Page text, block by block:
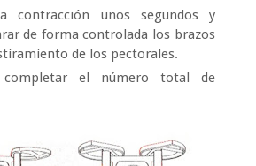
contracción unos segundos y
de forma controlada los brazos
de los pectorales.
completar el número total de